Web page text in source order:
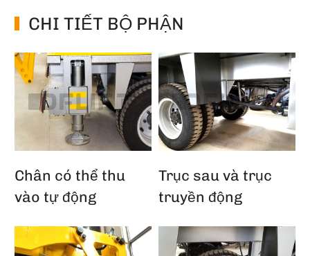
CHI TIẾT BỘ PHẬN
Chân có thể thu
vào tự động
Trục sau và trục
truyền động